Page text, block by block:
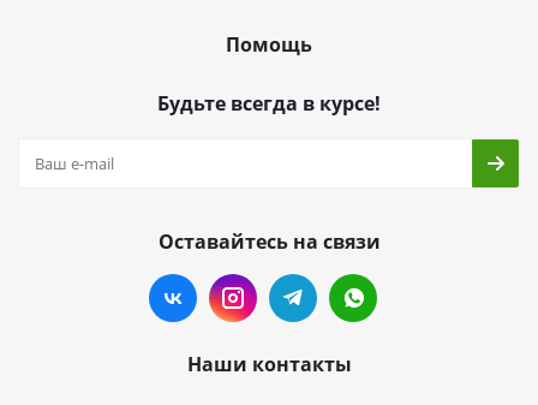
Помощь
Будьте всегда в курсе!
Оставайтесь на связи
Наши контакты